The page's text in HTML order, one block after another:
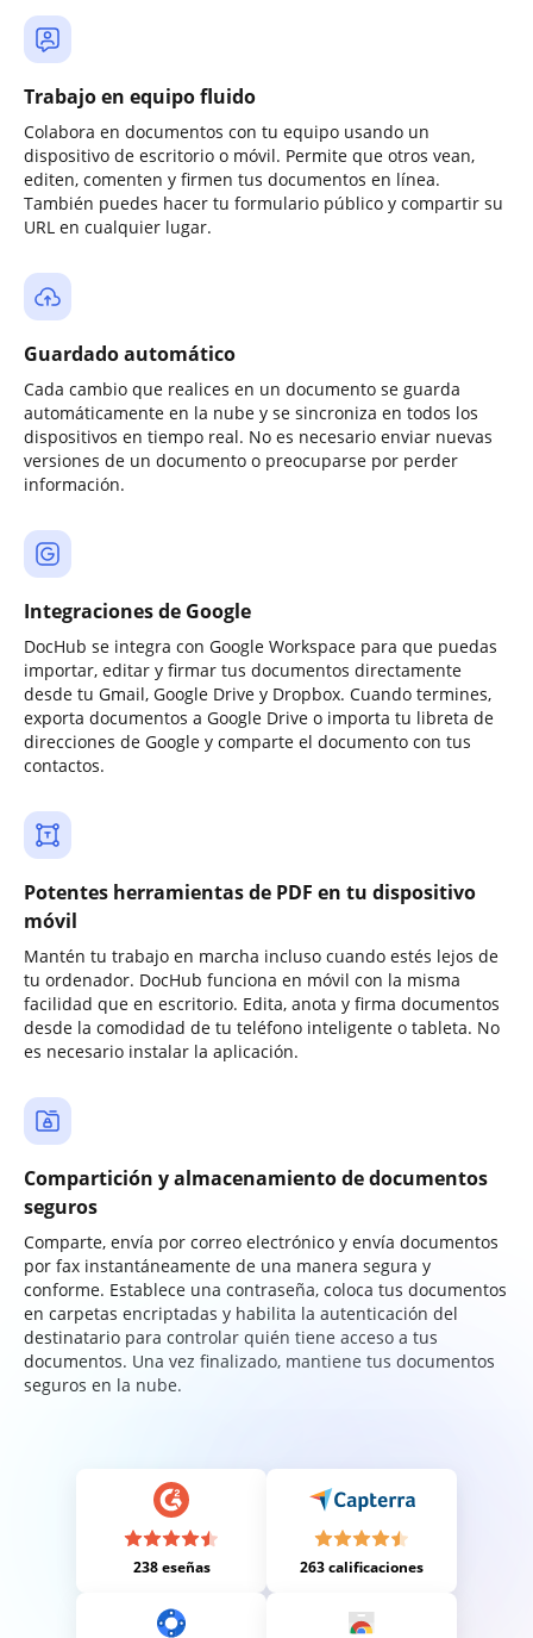
Trabajo en equipo fluido
Colabora en documentos con tu equipo usando un
dispositivo de escritorio o móvil. Permite que otros vean,
editen, comenten y firmen tus documentos en línea.
También puedes hacer tu formulario público y compartir su
URL en cualquier lugar.
Guardado automático
Cada cambio que realices en un documento se guarda
automáticamente en la nube y se sincroniza en todos los
dispositivos en tiempo real. No es necesario enviar nuevas
versiones de un documento o preocuparse por perder
información.
Integraciones de Google
DocHub se integra con Google Workspace para que puedas
importar, editar y firmar tus documentos directamente
desde tu Gmail, Google Drive y Dropbox. Cuando termines,
exporta documentos a Google Drive o importa tu libreta de
direcciones de Google y comparte el documento con tus
contactos.
Potentes herramientas de PDF en tu dispositivo
móvil
Mantén tu trabajo en marcha incluso cuando estés lejos de
tu ordenador. DocHub funciona en móvil con la misma
facilidad que en escritorio. Edita, anota y firma documentos
desde la comodidad de tu teléfono inteligente o tableta. No
es necesario instalar la aplicación.
Compartición y almacenamiento de documentos
seguros
Comparte, envía por correo electrónico y envía documentos
por fax instantáneamente de una manera segura y
conforme. Establece una contraseña, coloca tus documentos
en carpetas encriptadas y habilita la autenticación del
destinatario para controlar quién tiene acceso a tus
documentos. Una vez finalizado, mantiene tus documentos
seguros en la nube.
238 eseñas 263 calificaciones